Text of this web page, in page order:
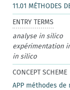
11.01 MÉTHODES
ENTRY TERMS
analyse in silico
expérimentation
in silico
CONCEPT SCHEME
APP méthodes